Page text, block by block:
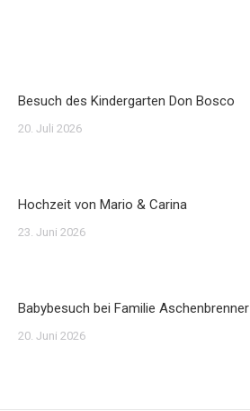
Besuch des Kindergarten Don Bosco
20. Juli 2026
Hochzeit von Mario & Carina
23. Juni 2026
Babybesuch bei Familie Aschenbrenner
20. Juni 2026